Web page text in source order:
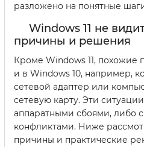
разложено на понятные
Windows 11 не
причины и решения
Кроме Windows 11,
и в Windows 10, например,
сетевой адаптер или
сетевую карту. Эти
аппаратными сбоями, либо
конфликтами. Ниже
причины и практические